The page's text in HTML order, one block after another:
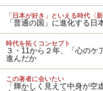
「日本が好き」といえる時代〈新
「普通の国」に進化する日
時代を拓くコンセプト
３・11から２年、「心のケ
進んだか
この著者に会いたい
「輝かしく見えて中身が空